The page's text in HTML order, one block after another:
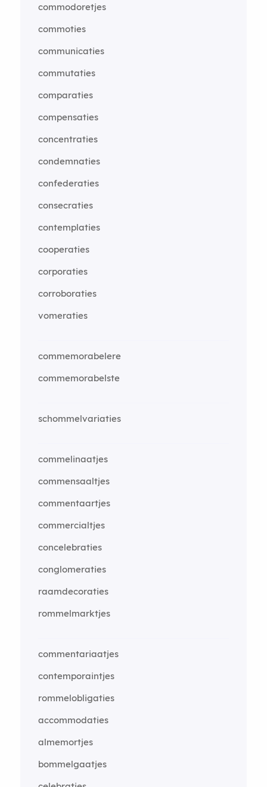
commodoretjes
commoties
communicaties
commutaties
comparaties
compensaties
concentraties
condemnaties
confederaties
consecraties
contemplaties
cooperaties
corporaties
corroboraties
vomeraties
commemorabelere
commemorabelste
schommelvariaties
commelinaatjes
commensaaltjes
commentaartjes
commercialtjes
concelebraties
conglomeraties
raamdecoraties
rommelmarktjes
commentariaatjes
contemporaintjes
rommelobligaties
accommodaties
almemortjes
bommelgaatjes